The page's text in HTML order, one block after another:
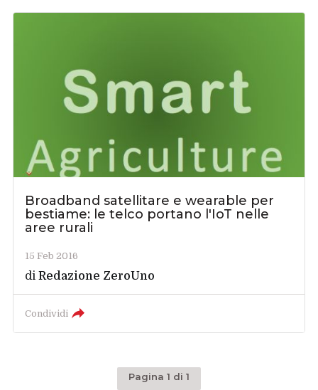
Broadband satellitare e wearable per
bestiame: le telco portano l'IoT nelle
aree rurali
15 Feb 2016
diRedazione ZeroUno
Condividi
Pagina 1 di 1